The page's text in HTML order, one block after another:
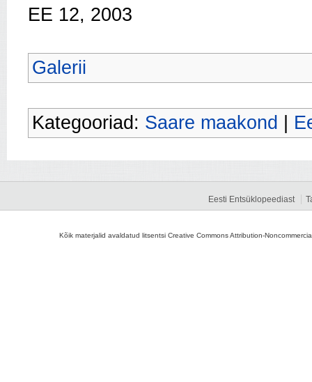
EE 12, 2003
Galerii
Kategooriad: Saare maakond
Eesti Entsüklopeediast
Kõik materjalid avaldatud litsentsi Creative Commons Attribution-